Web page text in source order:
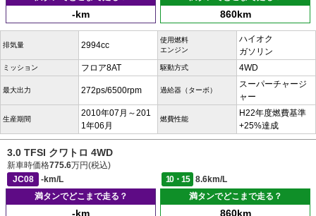
-km 860km
排気量 2994cc
使用燃料
エンジン
ハイオク
ガソリン
ミッション フロア8AT 駆動方式 4WD
最大出力 272ps/6500rpm 過給器（ターボ）
スーパーチャージ
ャー
生産期間
2010年07月～201
1年06月
燃費性能
H22年度燃費基準
+25%達成
3.0 TFSI クワトロ 4WD
新車時価格775.6万円(税込)
JC08
-km/L 10・15
8.6km/L
満タンでどこまで走る？
-km
満タンでどこまで走る？
860km